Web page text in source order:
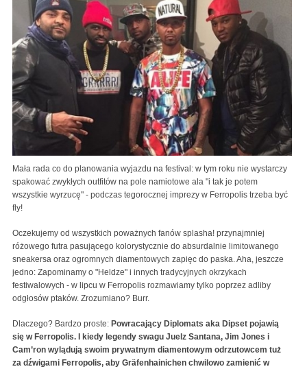
Mała rada co do planowania wyjazdu na festival: w tym roku nie wystarczy
spakować zwykłych outfitów na pole namiotowe ala "i tak je potem
wszystkie wyrzucę" - podczas tegorocznej imprezy w Ferropolis trzeba być
fly!
Oczekujemy od wszystkich poważnych fanów splasha! przynajmniej
różowego futra pasującego kolorystycznie do absurdalnie limitowanego
sneakersa oraz ogromnych diamentowych zapięc do paska. Aha, jeszcze
jedno: Zapominamy o "Heldze" i innych tradycyjnych okrzykach
festiwalowych - w lipcu w Ferropolis rozmawiamy tylko poprzez adliby
odgłosów ptaków. Zrozumiano? Burr.
Dlaczego? Bardzo proste: Powracający Diplomats aka Dipset pojawią
się w Ferropolis. I kiedy legendy swagu Juelz Santana, Jim Jones i
Cam’ron wylądują swoim prywatnym diamentowym odrzutowcem tuż
za dźwigami Ferropolis, aby Gräfenhainichen chwilowo zamienić w